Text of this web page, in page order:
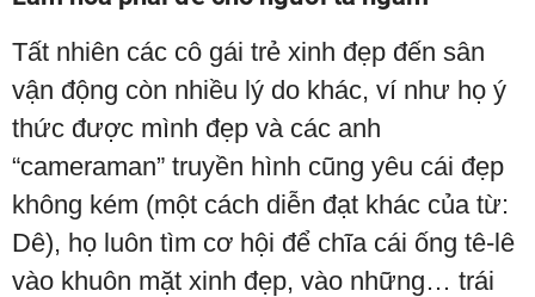
Tất nhiên các cô gái trẻ xinh đẹp đến sân
vận động còn nhiều lý do khác, ví như họ ý
thức được mình đẹp và các anh
“cameraman” truyền hình cũng yêu cái đẹp
không kém (một cách diễn đạt khác của từ:
Dê), họ luôn tìm cơ hội để chĩa cái ống tê-lê
vào khuôn mặt xinh đẹp, vào những… trái